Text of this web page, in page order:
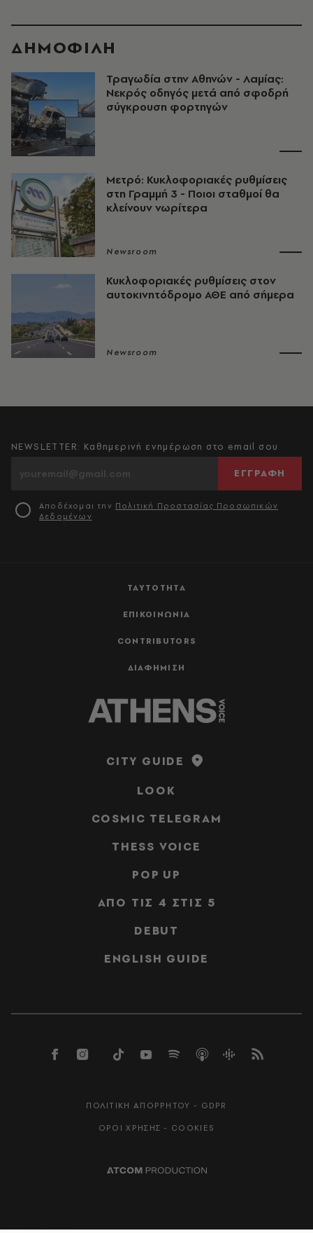
ΔΗΜΟΦΙΛΗ
Τραγωδία στην Αθηνών - Λαμίας:
Νεκρός οδηγός μετά από σφοδρή
σύγκρουση φορτηγών
Μετρό: Κυκλοφοριακές ρυθμίσεις
στη Γραμμή 3 - Ποιοι σταθμοί θα
κλείνουν νωρίτερα
Newsroom
Κυκλοφοριακές ρυθμίσεις στον
αυτοκινητόδρομο ΑΘΕ από σήμερα
Newsroom
ΤΑΥΤΟΤΗΤΑ
ΕΠΙΚΟΙΝΩΝΙΑ
CONTRIBUTORS
ΔΙΑΦΗΜΙΣΗ
NEWSLETTER: Καθημερινή ενημέρωση στο email σου
ΕΓΓΡΑΦΗ
Αποδέχομαι την Πολιτική Προστασίας Προσωπικών
Δεδομένων
CITY GUIDE
LOOK
COSMIC TELEGRAM
THESS VOICE
POP UP
ΑΠΟ ΤΙΣ 4 ΣΤΙΣ 5
DEBUT
ENGLISH GUIDE
ΠΟΛΙΤΙΚΗ ΑΠΟΡΡΗΤΟΥ - GDPR
ΟΡΟΙ ΧΡΗΣΗΣ - COOKIES